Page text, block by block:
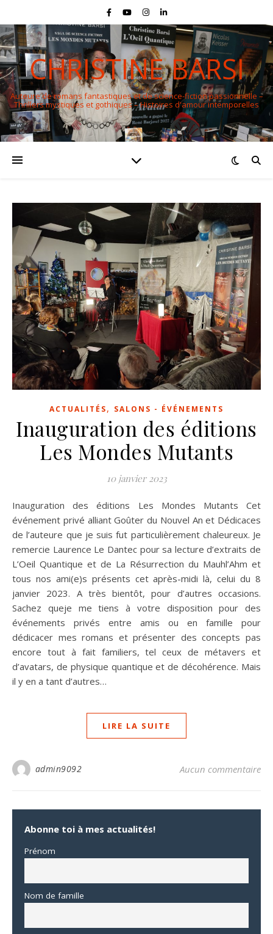
CHRISTINE BARSI
Auteure de romans fantastiques et de science-fiction passionnelle –
Thrillers mystiques et gothiques – Histoires d'amour intemporelles
ACTUALITÉS, SALONS - ÉVÉNEMENTS
Inauguration des éditions
Les Mondes Mutants
10 janvier 2023
Inauguration des éditions Les Mondes Mutants Cet
événement privé alliant Goûter du Nouvel An et Dédicaces
de l’auteure que je suis fut particulièrement chaleureux. Je
remercie Laurence Le Dantec pour sa lecture d’extraits de
L’Oeil Quantique et de La Résurrection du Mauhl’Ahm et
tous nos ami(e)s présents cet après-midi là, celui du 8
janvier 2023. A très bientôt, pour d’autres occasions.
Sachez queje me tiens à votre disposition pour des
événements privés entre amis ou en famille pour
dédicacer mes romans et présenter des concepts pas
encore tout à fait familiers, tel ceux de métavers et
d’avatars, de physique quantique et de décohérence. Mais
il y en a tant d’autres…
LIRE LA SUITE
admin9092 Aucun commentaire
Abonne toi à mes actualités!
Prénom
Nom de famille